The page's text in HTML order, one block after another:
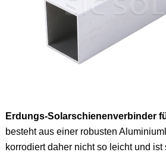
Erdungs-Solarschienenverbinder
besteht aus einer robusten
korrodiert daher nicht so leicht und ist